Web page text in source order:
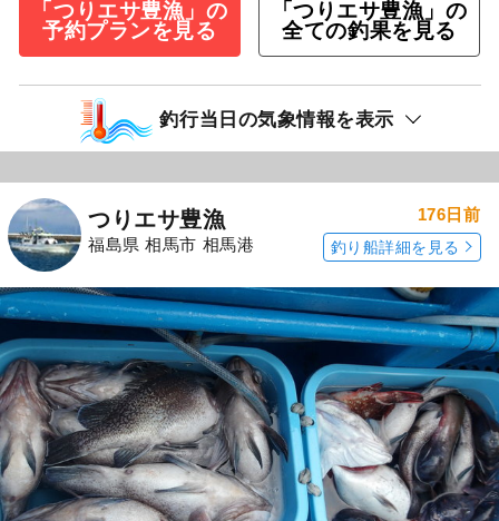
「つりエサ豊漁」の
予約プランを見る
「つりエサ豊漁」の
全ての釣果を見る
釣行当日の気象情報を表示
つりエサ豊漁
福島県 相馬市 相馬港
176日前
釣り船詳細を見る